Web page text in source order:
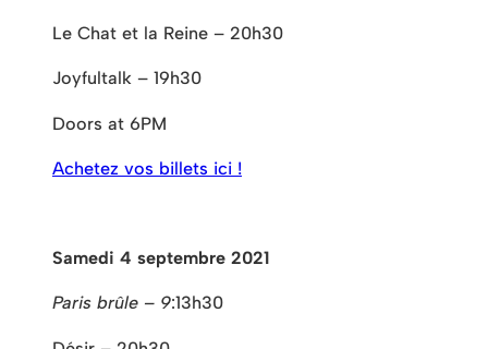
Le Chat et la Reine – 20h30
Joyfultalk – 19h30
Doors at 6PM
Achetez vos billets ici !
Samedi 4 septembre 2021
Paris brûle – 9:13h30